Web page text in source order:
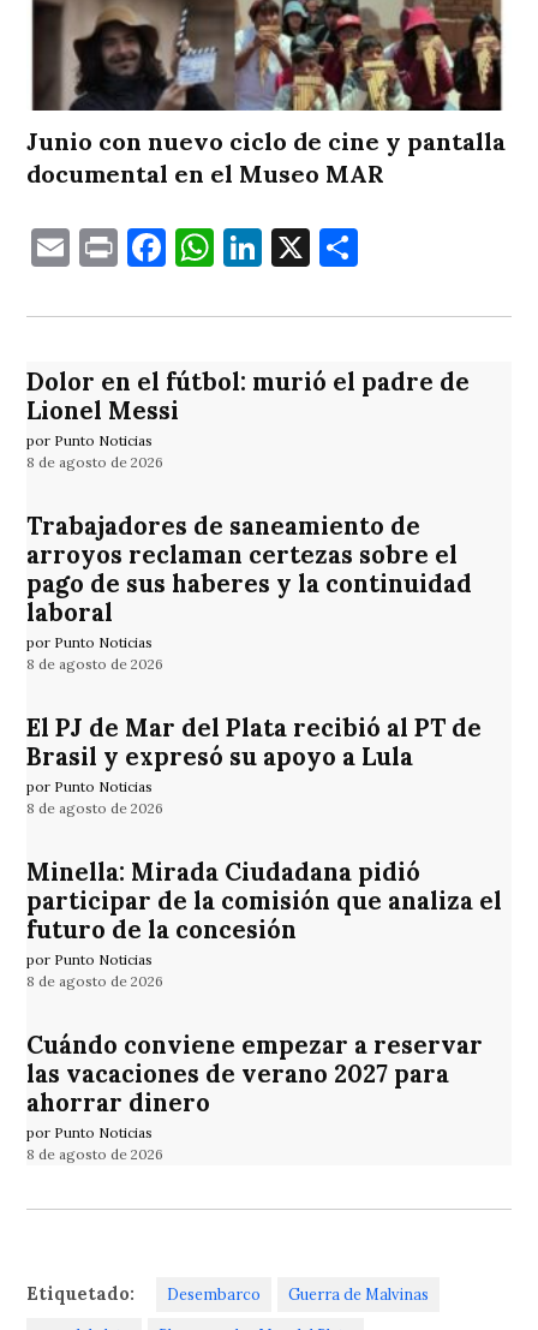
Junio con nuevo ciclo de cine y pantalla
documental en el Museo MAR
EmailPrintFacebook
WhatsApp
LinkedIn
X
Dolor en el fútbol: murió el padre de
Lionel Messi
por Punto Noticias
8 de agosto de 2026
Trabajadores de saneamiento de
arroyos reclaman certezas sobre el
pago de sus haberes y la continuidad
laboral
por Punto Noticias
8 de agosto de 2026
El PJ de Mar del Plata recibió al PT de
Brasil y expresó su apoyo a Lula
por Punto Noticias
8 de agosto de 2026
Minella: Mirada Ciudadana pidió
participar de la comisión que analiza el
futuro de la concesión
por Punto Noticias
8 de agosto de 2026
Cuándo conviene empezar a reservar
las vacaciones de verano 2027 para
ahorrar dinero
por Punto Noticias
8 de agosto de 2026
Etiquetado: Desembarco Guerra de Malvinas